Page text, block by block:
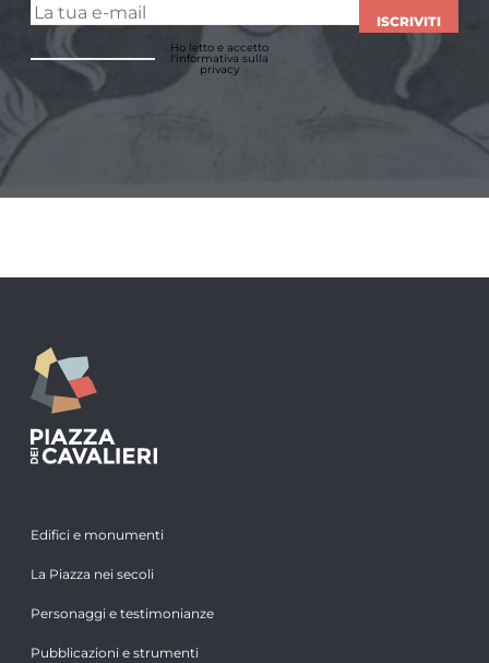
ISCRIVITI
Ho letto e accetto
l'informativa sulla
privacy
Edifici e monumenti
La Piazza nei secoli
Personaggi e testimonianze
Pubblicazioni e strumenti